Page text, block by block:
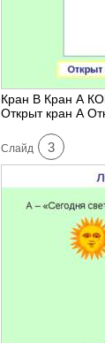
Кран В Кран А
Открыт кран А
Cлайд 3